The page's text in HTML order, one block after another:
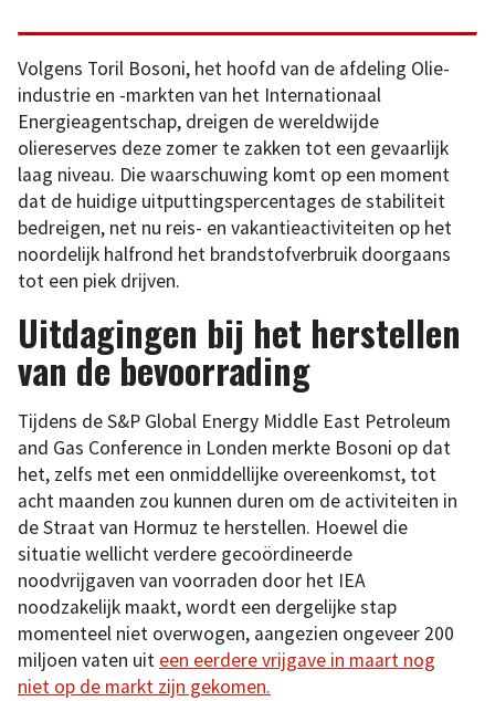
Volgens Toril Bosoni, het hoofd van de afdeling Olie-
industrie en -markten van het Internationaal
Energieagentschap, dreigen de wereldwijde
oliereserves deze zomer te zakken tot een gevaarlijk
laag niveau. Die waarschuwing komt op een moment
dat de huidige uitputtingspercentages de stabiliteit
bedreigen, net nu reis- en vakantieactiviteiten op het
noordelijk halfrond het brandstofverbruik doorgaans
tot een piek drijven.
Uitdagingen bij het herstellen
van de bevoorrading
Tijdens de S&P Global Energy Middle East Petroleum
and Gas Conference in Londen merkte Bosoni op dat
het, zelfs met een onmiddellijke overeenkomst, tot
acht maanden zou kunnen duren om de activiteiten in
de Straat van Hormuz te herstellen. Hoewel die
situatie wellicht verdere gecoördineerde
noodvrijgaven van voorraden door het IEA
noodzakelijk maakt, wordt een dergelijke stap
momenteel niet overwogen, aangezien ongeveer 200
miljoen vaten uit een eerdere vrijgave in maart nog
niet op de markt zijn gekomen.